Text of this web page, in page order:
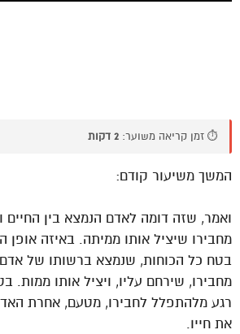
⏱️ זמן קריאה משוער: 2 דקות
המשך משיעור קודם:
ואמר, שזה דומה לאדם הנמצא בין החיים
מחבירו שיציל אותו ממיתה. באיזה אופן
בטח כל הכוחות, שנמצא ברשותו של
מחבירו, שירחם עליו, ויציל אותו ממות.
רגע מלהתפלל לחבירו, מטעם, אחרת
את חייו.